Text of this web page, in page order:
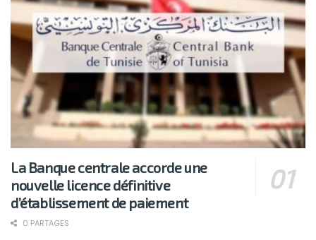
La Banque centrale accorde une
nouvelle licence définitive
d’établissement de paiement
0 PARTAGES